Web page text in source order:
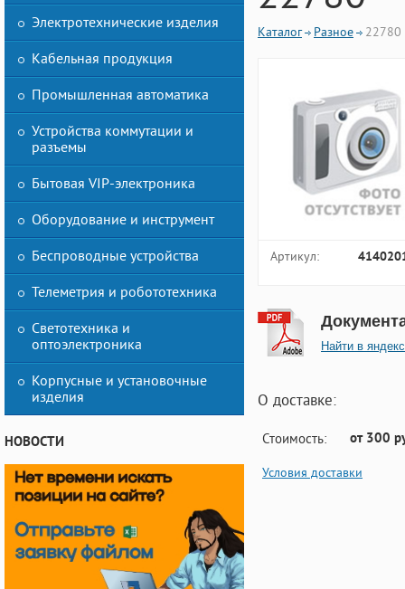
Электротехнические изделия
Кабельная продукция
Промышленная автоматика
Устройства коммутации и
разъемы
Бытовая VIP-электроника
Оборудование и инструмент
Беспроводные устройства
Телеметрия и робототехника
Светотехника и
оптоэлектроника
Корпусные и установочные
изделия
НОВОСТИ
Каталог Разное 22780
Артикул:
Найти в яндекс
О доставке:
Стоимость: от 300
Условия доставки